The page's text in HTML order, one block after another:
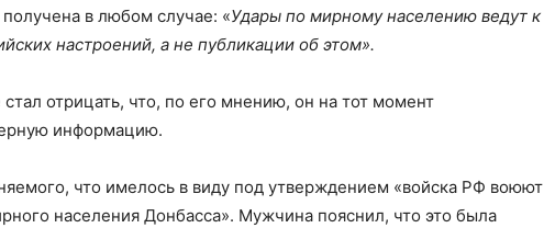
в любом случае: «Удары по мирному населению ведут к
настроений, а не публикации об этом».
отрицать, что, по его мнению, он на тот момент
информацию.
что имелось в виду под утверждением «войска РФ воюют
населения Донбасса». Мужчина пояснил, что это была